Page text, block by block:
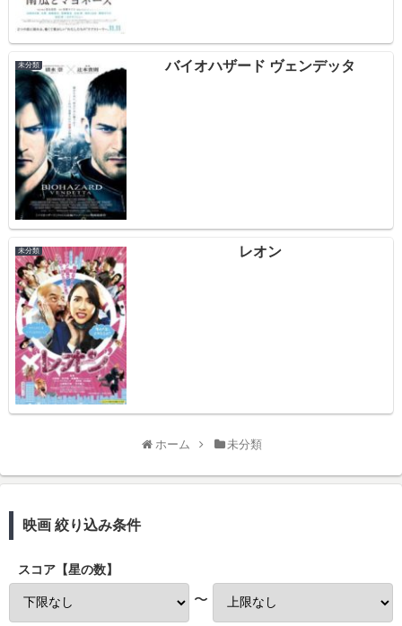
未分類 バイオハザード ヴェンデッタ
未分類 レオン
ホーム 未分類
映画 絞り込み条件
スコア【星の数】
〜